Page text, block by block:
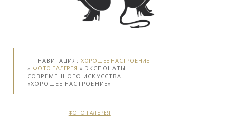
НАВИГАЦИЯ:ХОРОШЕЕ НАСТРОЕНИЕ.
» ФОТО ГАЛЕРЕЯ » ЭКСПОНАТЫ
СОВРЕМЕННОГО ИСКУССТВА -
«ХОРОШЕЕ НАСТРОЕНИЕ»
ФОТО ГАЛЕРЕЯ